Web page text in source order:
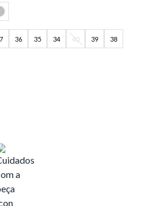
36 35 34 40 39 38